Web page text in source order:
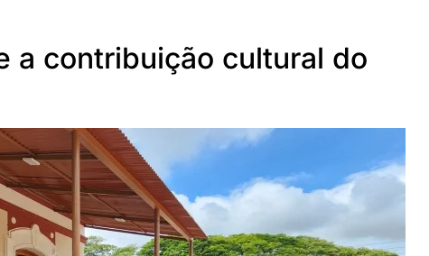
a contribuição cultural do